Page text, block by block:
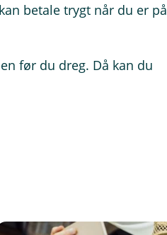
betale trygt når du er på
før du dreg. Då kan du